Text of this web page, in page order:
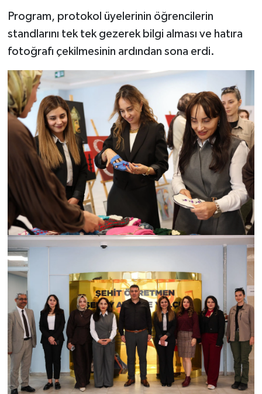
Program, protokol üyelerinin öğrencilerin
standlarını tek tek gezerek bilgi alması ve hatıra
fotoğrafı çekilmesinin ardından sona erdi.